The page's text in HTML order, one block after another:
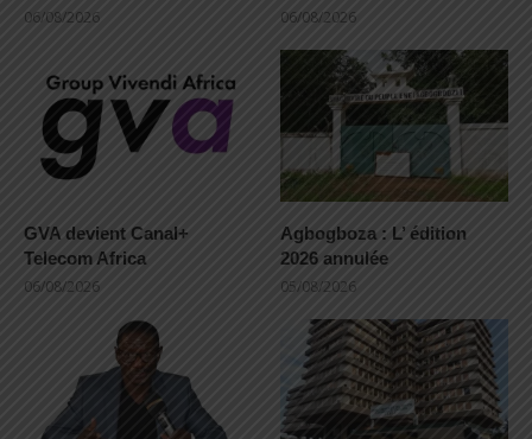
06/08/2026
06/08/2026
GVA devient Canal+
Telecom Africa
06/08/2026
Agbogboza : L’ édition
2026 annulée
05/08/2026